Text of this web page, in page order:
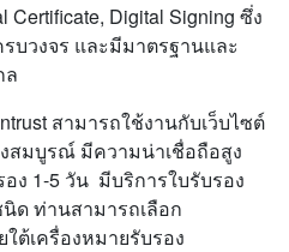
Digital Signing ซึ่ง
บวงจร และมีมาตรฐานและ
ล
สามารถใช้งานกับเว็บไซต์
สมบูรณ์ มีความน่าเชื่อถือสูง
ง 1-5 วัน มีบริการใบรับรอง
ด ท่านสามารถเลือก
ใต้เครื่องหมายรับรอง